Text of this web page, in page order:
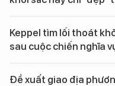
Keppel tìm lối thoát
sau cuộc chiến nghĩa
Đề xuất giao địa